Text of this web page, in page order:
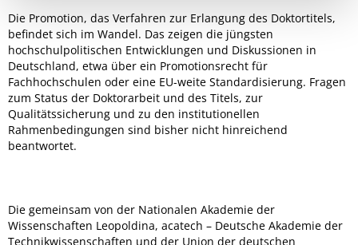
Die Promotion, das Verfahren zur Erlangung des Doktortitels,
befindet sich im Wandel. Das zeigen die jüngsten
hochschulpolitischen Entwicklungen und Diskussionen in
Deutschland, etwa über ein Promotionsrecht für
Fachhochschulen oder eine EU-weite Standardisierung. Fragen
zum Status der Doktorarbeit und des Titels, zur
Qualitätssicherung und zu den institutionellen
Rahmenbedingungen sind bisher nicht hinreichend
beantwortet.
Die gemeinsam von der Nationalen Akademie der
Wissenschaften Leopoldina, acatech – Deutsche Akademie der
Technikwissenschaften und der Union der deutschen